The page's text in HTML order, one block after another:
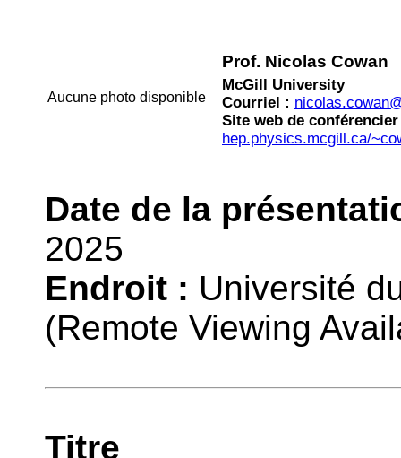
Aucune photo disponible
Prof. Nicolas Cowan
McGill University
Courriel :
Site web de
hep.physics.mcgill.ca/
Date de la
2025
Endroit : Université
(Remote Viewing
Titre